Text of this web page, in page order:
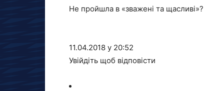
Не пройшла в «зважені та щасливі»?
11.04.2018 у 20:52
Увійдіть щоб відповісти